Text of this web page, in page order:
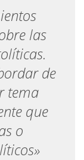
las
de
tema
que
o